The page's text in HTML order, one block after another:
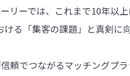
リーでは、これまで10年以上
る「集客の課題」と真剣に
頼でつながるマッチングプラ